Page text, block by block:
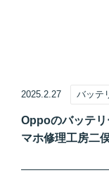
2025.2.27 バッテ
Oppoのバッテ
マホ修理工房二